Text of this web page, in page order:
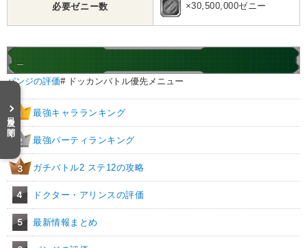
必要ゼニー数 ×30,500,000ゼニー
パンジの評価# ドッカンバトル優先メニュー
1 最強キャラランキング
2 最強パーティランキング
3 ガチバトル2 ステ12の攻略
4 ドクター・アリンスの評価
5 最新情報まとめ
目次を開く